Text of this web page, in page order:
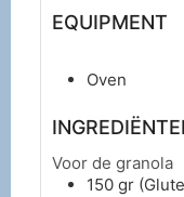
EQUIPMENT
Oven
Voor de granola
150 gr